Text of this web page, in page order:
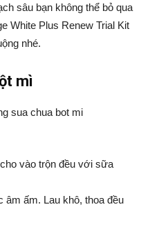
sâu bạn không thể bỏ qua
White Plus Renew Trial Kit
nhé.
mì
vào trộn đều với sữa
ấm. Lau khô, thoa đều